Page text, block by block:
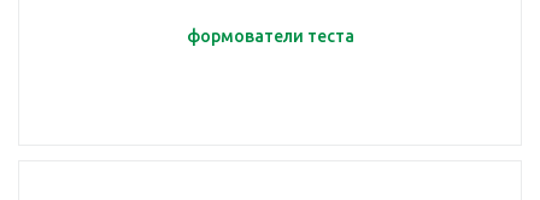
формователи теста